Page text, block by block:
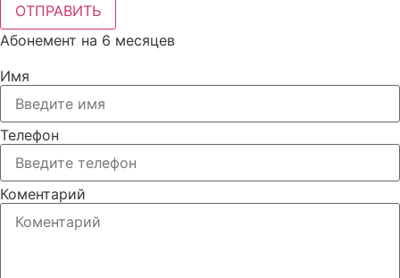
ОТПРАВИТЬ
Абонемент на 6 месяцев
Имя
Телефон
Коментарий